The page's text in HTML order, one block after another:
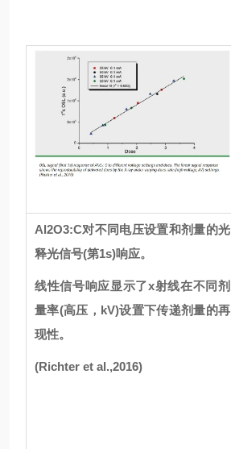
Al2O3:C对不同电压设置和剂量的光
释光信号(第1s)响应。
线性信号响应显示了x射线在不同剂
量率(高压，kV)设置下传递剂量的再
现性。
(Richter et al.,2016)